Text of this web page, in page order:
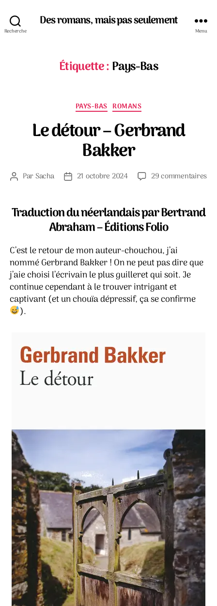
Recherche
Des romans, mais pas seulement
Menu
Étiquette :Pays-Bas
Catégories
PAYS-BAS ROMANS
Le détour – Gerbrand
Bakker
Auteur
ParSacha
Date21 octobre 2024 29 commentairessur
Traduction du néerlandais par Bertrand
Abraham – Éditions Folio
C’est le retour de mon auteur-chouchou, j’ai
nommé Gerbrand Bakker ! On ne peut pas dire que
j’aie choisi l’écrivain le plus guilleret qui soit. Je
continue cependant à le trouver intrigant et
captivant (et un chouïa dépressif, ça se confirme
).